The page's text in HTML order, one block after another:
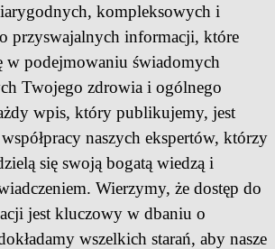
kompleksowych i
przyswajalnych informacji, które
w podejmowaniu świadomych
Twojego zdrowia i ogólnego
wpis, który publikujemy, jest
naszych ekspertów, którzy
się swoją bogatą wiedzą i
Wierzymy, że dostęp do
jest kluczowy w dbaniu o
wszelkich starań, aby nasze